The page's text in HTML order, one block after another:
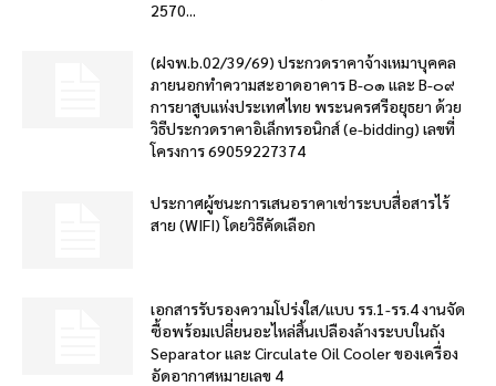
2570...
(ฝจพ.b.02/39/69) ประกวดราคาจ้างเหมาบุคคล
ภายนอกทำความสะอาดอาคาร B-๐๑ และ B-๐๙
การยาสูบแห่งประเทศไทย พระนครศรีอยุธยา ด้วย
วิธีประกวดราคาอิเล็กทรอนิกส์ (e-bidding) เลขที่
โครงการ 69059227374
ประกาศผู้ชนะการเสนอราคาเช่าระบบสื่อสารไร้
สาย (WIFI) โดยวิธีคัดเลือก
เอกสารรับรองความโปร่งใส/แบบ รร.1-รร.4 งานจัด
ซื้อพร้อมเปลี่ยนอะไหล่สิ้นเปลืองล้างระบบในถัง
Separator และ Circulate Oil Cooler ของเครื่อง
อัดอากาศหมายเลข 4